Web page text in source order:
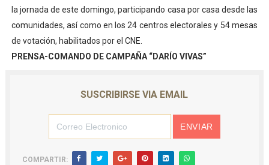
la jornada de este domingo, participando casa por casa desde las
comunidades, así como en los 24 centros electorales y 54 mesas
de votación, habilitados por el CNE.
PRENSA-COMANDO DE CAMPAÑA “DARÍO VIVAS”
SUSCRIBIRSE VIA EMAIL
COMPARTIR: